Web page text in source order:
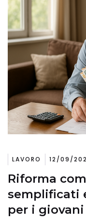
LAVORO 12/09/
Riforma
semplificati
per i giovani